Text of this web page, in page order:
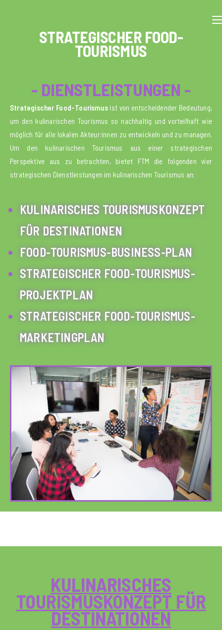
STRATEGISCHER FOOD-
TOURISMUS
- DIENSTLEISTUNGEN -
Strategischer Food-Tourismus ist von entscheidender Bedeutung,
um den kulinarischen Tourismus so nachhaltig und vorteilhaft wie
möglich für alle lokalen Akteur:innen zu entwickeln und zu managen.
Um den kulinarischen Tourismus aus einer strategischen
Perspektive aus zu betrachten, bietet FTM die folgenden vier
strategischen Dienstleistungen im kulinarischen Tourismus an:
KULINARISCHES TOURISMUSKONZEPT
FÜR DESTINATIONEN
FOOD-TOURISMUS-BUSINESS-PLAN
STRATEGISCHER FOOD-TOURISMUS-
PROJEKTPLAN
STRATEGISCHER FOOD-TOURISMUS-
MARKETINGPLAN
KULINARISCHES
TOURISMUSKONZEPT FÜR
DESTINATIONEN